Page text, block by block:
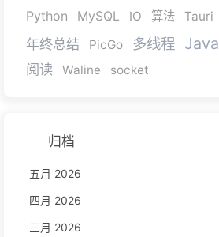
Python MySQL IO 算法 Tauri
年终总结 PicGo 多线程 Java
阅读 Waline socket
归档
五月 2026
四月 2026
三月 2026